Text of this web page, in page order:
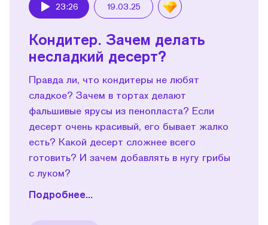
23:26 19.03.25
Кондитер. Зачем делать
несладкий десерт?
Правда ли, что кондитеры не любят
сладкое? Зачем в тортах делают
фальшивые ярусы из пенопласта? Если
десерт очень красивый, его бывает жалко
есть? Какой десерт сложнее всего
готовить? И зачем добавлять в нугу грибы
с луком?
Подробнее...